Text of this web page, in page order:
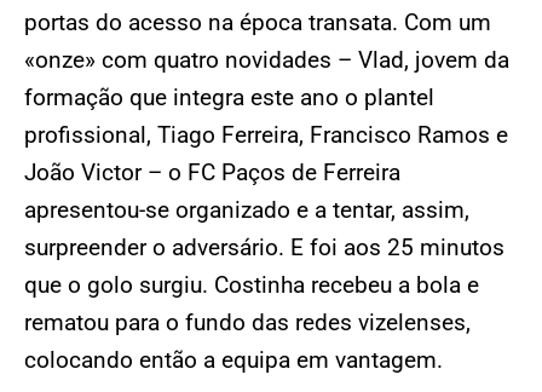
portas do acesso na época transata. Com um
«onze» com quatro novidades – Vlad, jovem da
formação que integra este ano o plantel
profissional, Tiago Ferreira, Francisco Ramos e
João Victor – o FC Paços de Ferreira
apresentou-se organizado e a tentar, assim,
surpreender o adversário. E foi aos 25 minutos
que o golo surgiu. Costinha recebeu a bola e
rematou para o fundo das redes vizelenses,
colocando então a equipa em vantagem.